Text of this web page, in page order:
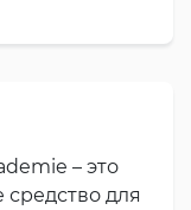
– это
для